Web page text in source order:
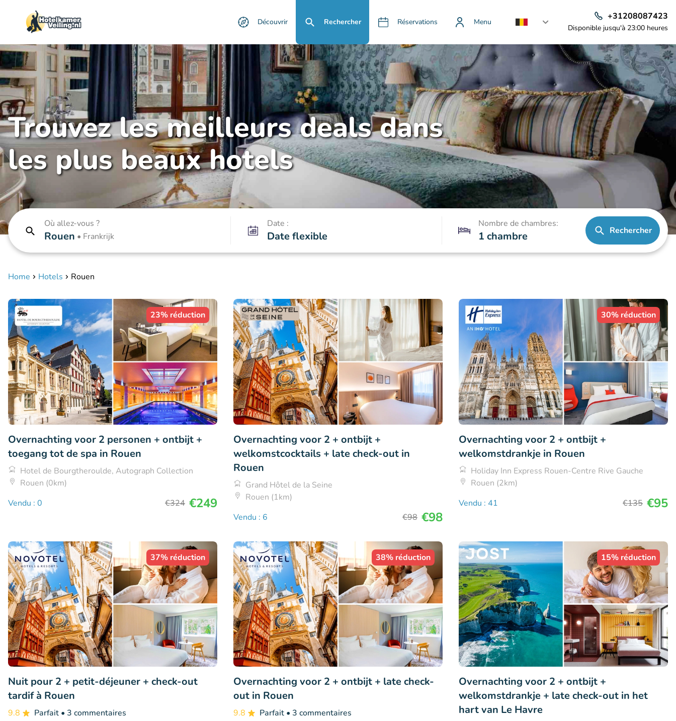
Découvrir Rechercher Réservations Menu
+31208087423
Disponible jusqu'à 23:00 heures
Trouvez les meilleurs deals dans
les plus beaux hotels
Où allez-vous ?
Rouen • Frankrijk
Date :
Date flexible
Nombre de chambres:
1 chambre Rechercher
Home Hotels Rouen
23% réduction
Overnachting voor 2 personen + ontbijt +
toegang tot de spa in Rouen
Hotel de Bourgtheroulde, Autograph Collection
Rouen (0km)
Vendu : 0
€324 €249
Overnachting voor 2 + ontbijt +
welkomstcocktails + late check-out in
Rouen
Grand Hôtel de la Seine
Rouen (1km)
Vendu : 6
€98 €98
30% réduction
Overnachting voor 2 + ontbijt +
welkomstdrankje in Rouen
Holiday Inn Express Rouen-Centre Rive Gauche
Rouen (2km)
Vendu : 41
€135 €95
37% réduction
Nuit pour 2 + petit-déjeuner + check-out
tardif à Rouen
9.8 Parfait • 3 commentaires
38% réduction
Overnachting voor 2 + ontbijt + late check-
out in Rouen
9.8 Parfait • 3 commentaires
15% réduction
Overnachting voor 2 + ontbijt +
welkomstdrankje + late check-out in het
hart van Le Havre